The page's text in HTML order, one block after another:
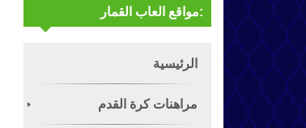
مواقع العاب القمار:
الرئيسية
مراهنات كرة القدم